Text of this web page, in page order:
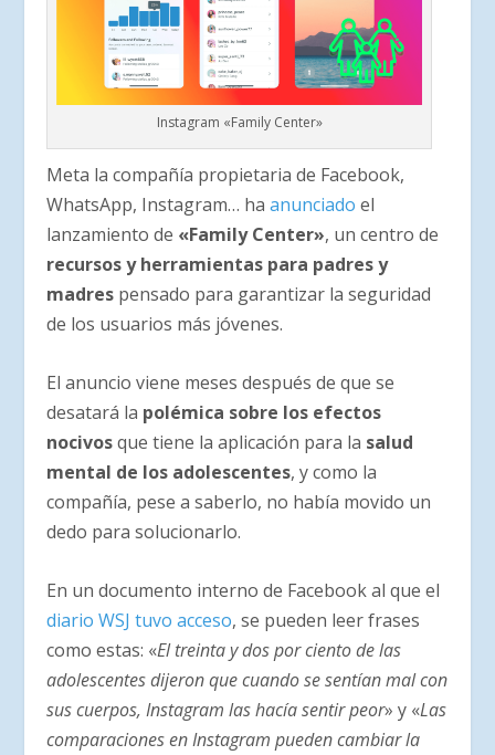
Instagram «Family Center»
Meta la compañía propietaria de Facebook,
WhatsApp, Instagram… haanunciado el
lanzamiento de «Family Center», un centro de
recursos y herramientas para padres y
madres pensado para garantizar la seguridad
de los usuarios más jóvenes.
El anuncio viene meses después de que se
desatará la polémica sobre los efectos
nocivosque tiene la aplicación para la salud
mental de los adolescentes, y como la
compañía, pese a saberlo, no había movido un
dedo para solucionarlo.
En un documento interno de Facebook al que el
diario WSJ tuvo acceso, se pueden leer frases
como estas: «El treinta y dos por ciento de las
adolescentes dijeron que cuando se sentían mal con
sus cuerpos, Instagram las hacía sentir peor» y «Las
comparaciones en Instagram pueden cambiar la